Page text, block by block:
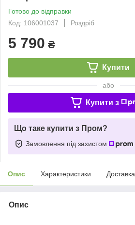
Готово до відправки
Код: 106001037
Роздріб
5 790 ₴
Купити
або
Купити з
Що таке купити з Пром?
Замовлення під захистом
Опис Характеристики Доставка
Опис